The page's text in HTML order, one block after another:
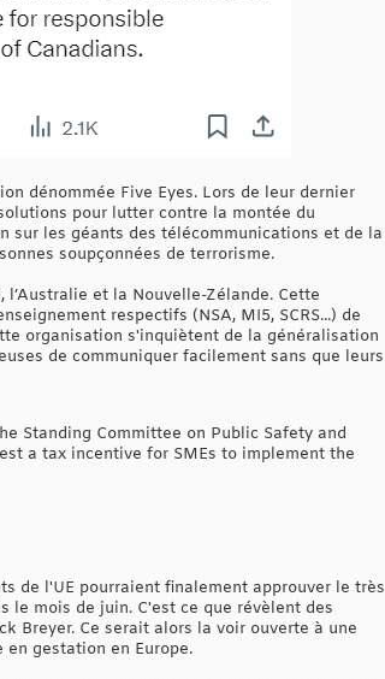
dénommée Five Eyes. Lors de leur dernier
pour lutter contre la montée du
sur les géants des télécommunications et de la
soupçonnées de terrorisme.
l’Australie et la Nouvelle-Zélande. Cette
respectifs (NSA, MI5, SCRS...) de
organisation s'inquiètent de la généralisation
de communiquer facilement sans que leurs
Standing Committee on Public Safety and
a tax incentive for SMEs to implement the
de l'UE pourraient finalement approuver le très
le mois de juin. C'est ce que révèlent des
Breyer. Ce serait alors la voir ouverte à une
gestation en Europe.